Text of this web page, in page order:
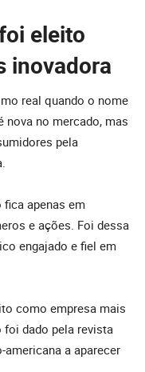
eleito
inovadora
real quando o nome
nova no mercado, mas
pela
fica apenas em
e ações. Foi dessa
engajado e fiel em
como empresa mais
foi dado pela revista
a aparecer